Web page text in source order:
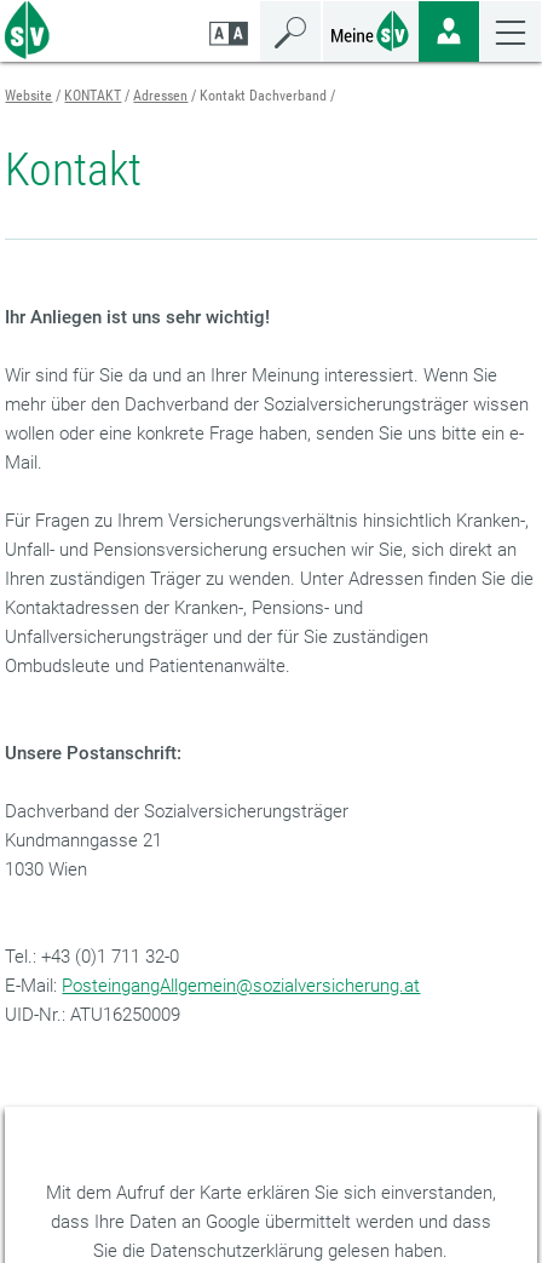
Zum
Seiteninhalt
springen
Zur
Navigation
springen
Zur
Mobilen
Navigation
springen
Website KONTAKT Adressen Kontakt Dachverband
Kontakt
Ihr Anliegen ist uns sehr wichtig!
Wir sind für Sie da und an Ihrer Meinung interessiert. Wenn Sie
mehr über den Dachverband der Sozialversicherungsträger wissen
wollen oder eine konkrete Frage haben, senden Sie uns bitte ein e-
Mail.
Für Fragen zu Ihrem Versicherungsverhältnis hinsichtlich Kranken-,
Unfall- und Pensionsversicherung ersuchen wir Sie, sich direkt an
Ihren zuständigen Träger zu wenden. Unter Adressen finden Sie die
Kontaktadressen der Kranken-, Pensions- und
Unfallversicherungsträger und der für Sie zuständigen
Ombudsleute und Patientenanwälte.
Unsere Postanschrift:
Dachverband der Sozialversicherungsträger
Kundmanngasse 21
1030 Wien
Tel.: +43 (0)1 711 32-0
E-Mail: PosteingangAllgemein@sozialversicherung.at
UID-Nr.: ATU16250009
Mit dem Aufruf der Karte erklären Sie sich einverstanden,
dass Ihre Daten an Google übermittelt werden und dass
Sie die Datenschutzerklärung gelesen haben.